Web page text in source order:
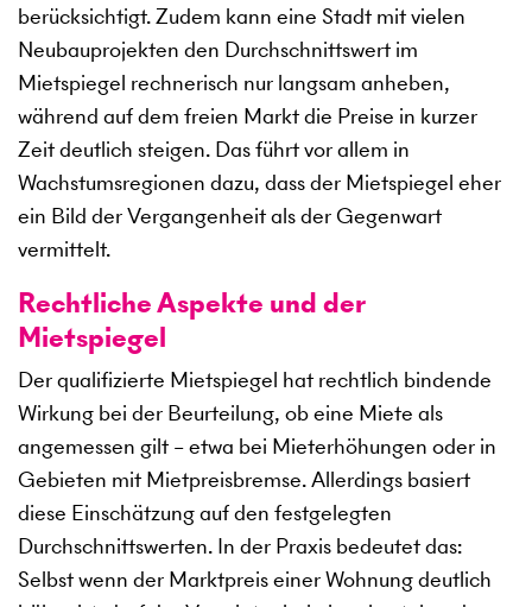
berücksichtigt. Zudem kann eine Stadt mit vielen
Neubauprojekten den Durchschnittswert im
Mietspiegel rechnerisch nur langsam anheben,
während auf dem freien Markt die Preise in kurzer
Zeit deutlich steigen. Das führt vor allem in
Wachstumsregionen dazu, dass der Mietspiegel eher
ein Bild der Vergangenheit als der Gegenwart
vermittelt.
Rechtliche Aspekte und der
Mietspiegel
Der qualifizierte Mietspiegel hat rechtlich bindende
Wirkung bei der Beurteilung, ob eine Miete als
angemessen gilt – etwa bei Mieterhöhungen oder in
Gebieten mit Mietpreisbremse. Allerdings basiert
diese Einschätzung auf den festgelegten
Durchschnittswerten. In der Praxis bedeutet das:
Selbst wenn der Marktpreis einer Wohnung deutlich